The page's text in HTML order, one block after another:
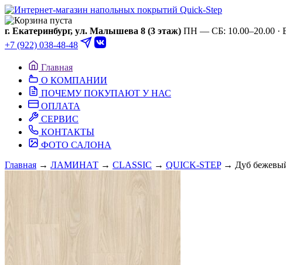
г. Екатеринбург, ул. Малышева 8 (3 этаж) ПН — СБ: 10.00–20.00 ·
+7 (922) 038-48-48
Главная
О КОМПАНИИ
ПОЧЕМУ ПОКУПАЮТ У НАС
ОПЛАТА
СЕРВИС
КОНТАКТЫ
ФОТО САЛОНА
Главная → ЛАМИНАТ → CLASSIC → QUICK-STEP→ Дуб